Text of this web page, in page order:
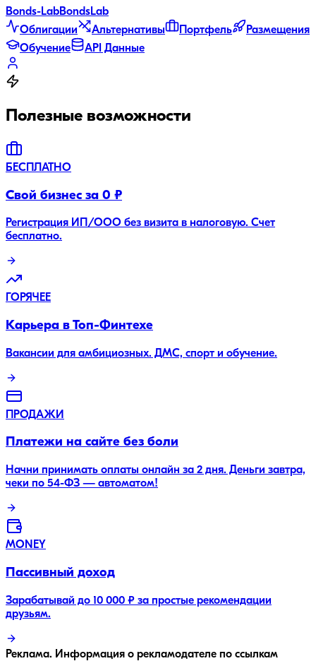
Bonds-LabBondsLab
Облигации
Альтернативы Портфель
Размещения
Обучение
API Данные
Полезные возможности
БЕСПЛАТНО
Свой бизнес за 0 ₽
Регистрация ИП/ООО без визита в налоговую. Счет
бесплатно.
ГОРЯЧЕЕ
Карьера в Топ-Финтехе
Вакансии для амбициозных. ДМС, спорт и обучение.
ПРОДАЖИ
Платежи на сайте без боли
Начни принимать оплаты онлайн за 2 дня. Деньги завтра,
чеки по 54-ФЗ — автоматом!
MONEY
Пассивный доход
Зарабатывай до 10 000 ₽ за простые рекомендации
друзьям.
Реклама. Информация о рекламодателе по ссылкам